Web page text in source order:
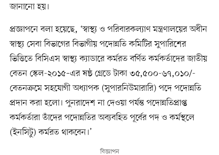
জানানো হয়।
প্রজ্ঞাপনে বলা হয়েছে, ‘স্বাস্থ্য ও পরিবারকল্যাণ মন্ত্রণালয়ের অধীন
স্বাস্থ্য সেবা বিভাগের বিভাগীয় পদোন্নতি কমিটির সুপারিশের
ভিত্তিতে বিসিএস স্বাস্থ্য ক্যাডারে কর্মরত বর্ণিত কর্মকর্তাদের জাতীয়
বেতন স্কেল-২০১৫–এর ষষ্ঠ গ্রেডে টাকা ৩৫,৫০০-৬৭,০১০/-
বেতনক্রমে সহযোগী অধ্যাপক (সুপারনিউমারারি) পদে পদোন্নতি
প্রদান করা হলো। পুনরাদেশ না দেওয়া পর্যন্ত পদোন্নতিপ্রাপ্ত
কর্মকর্তারা তাঁদের পদোন্নতির অব্যবহিত পূর্বের পদ ও কর্মস্থলে
(ইনসিটু) কর্মরত থাকবেন।’